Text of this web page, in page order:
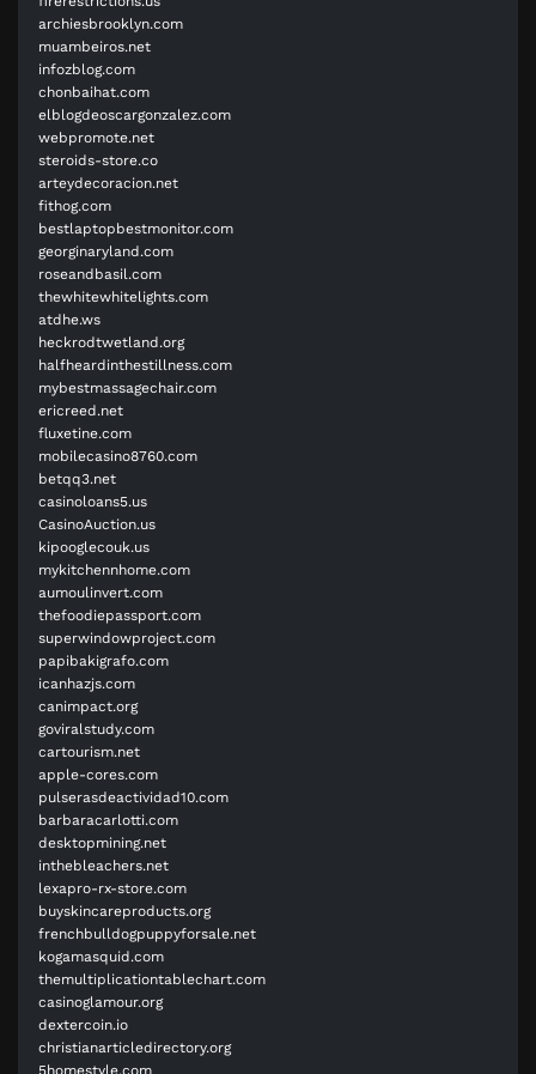
archiesbrooklyn.com
muambeiros.net
infozblog.com
chonbaihat.com
elblogdeoscargonzalez.com
webpromote.net
steroids-store.co
arteydecoracion.net
fithog.com
bestlaptopbestmonitor.com
georginaryland.com
roseandbasil.com
thewhitewhitelights.com
atdhe.ws
heckrodtwetland.org
halfheardinthestillness.com
mybestmassagechair.com
ericreed.net
fluxetine.com
mobilecasino8760.com
betqq3.net
casinoloans5.us
CasinoAuction.us
kipooglecouk.us
mykitchennhome.com
aumoulinvert.com
thefoodiepassport.com
superwindowproject.com
papibakigrafo.com
icanhazjs.com
canimpact.org
goviralstudy.com
cartourism.net
apple-cores.com
pulserasdeactividad10.com
barbaracarlotti.com
desktopmining.net
inthebleachers.net
lexapro-rx-store.com
buyskincareproducts.org
frenchbulldogpuppyforsale.net
kogamasquid.com
themultiplicationtablechart.com
casinoglamour.org
dextercoin.io
christianarticledirectory.org
5homestyle.com